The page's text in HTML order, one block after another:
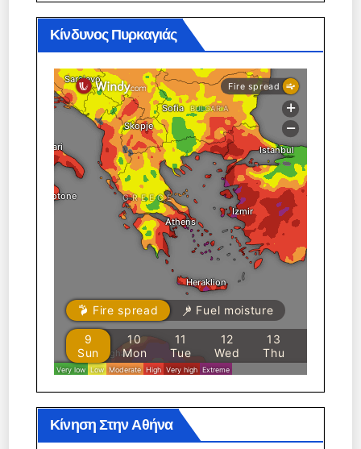
Κίνδυνος Πυρκαγιάς
Κίνηση Στην Αθήνα